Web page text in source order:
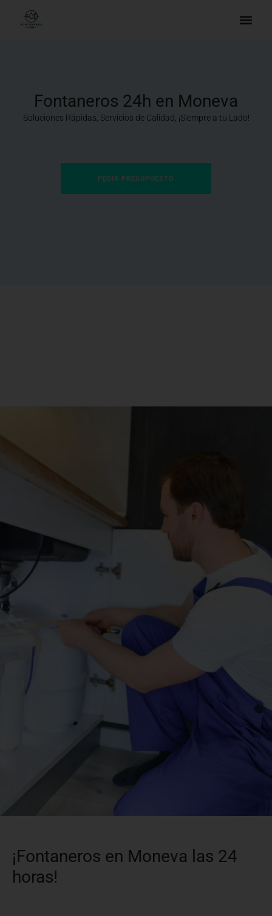
Fontaneros 24h en Moneva
Soluciones Rápidas, Servicios de Calidad, ¡Siempre a tu Lado!
PEDIR PRESUPUESTO
¡Fontaneros en Moneva las 24
horas!